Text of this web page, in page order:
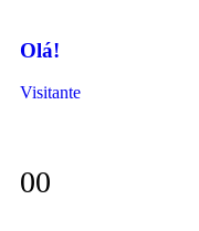
Olá!
Visitante
00